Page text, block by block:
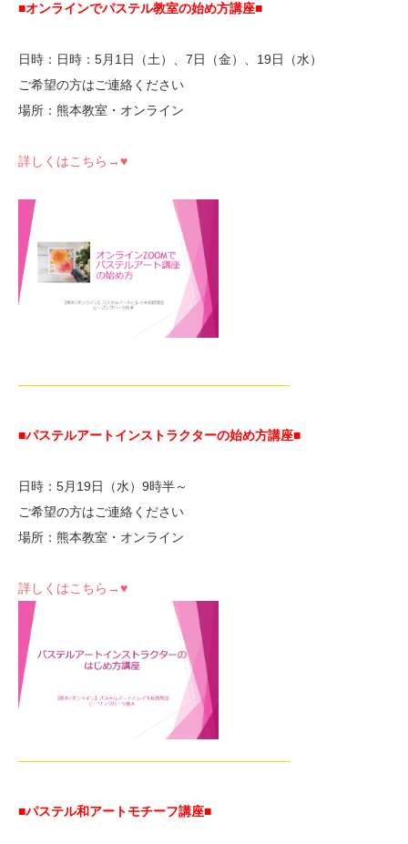
■オンラインでパステル教室の始め方講座■
日時：日時：5月1日（土）、7日（金）、19日（水）
ご希望の方はご連絡ください
場所：熊本教室・オンライン
詳しくはこちら→♥
—————————————————————-
■パステルアートインストラクターの始め方講座■
日時：5月19日（水）9時半～
ご希望の方はご連絡ください
場所：熊本教室・オンライン
詳しくはこちら→♥
—————————————————————-
■パステル和アートモチーフ講座■